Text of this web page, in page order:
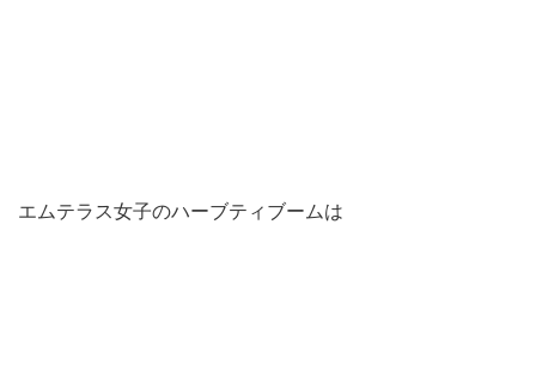
エムテラス女子のハーブティブームは